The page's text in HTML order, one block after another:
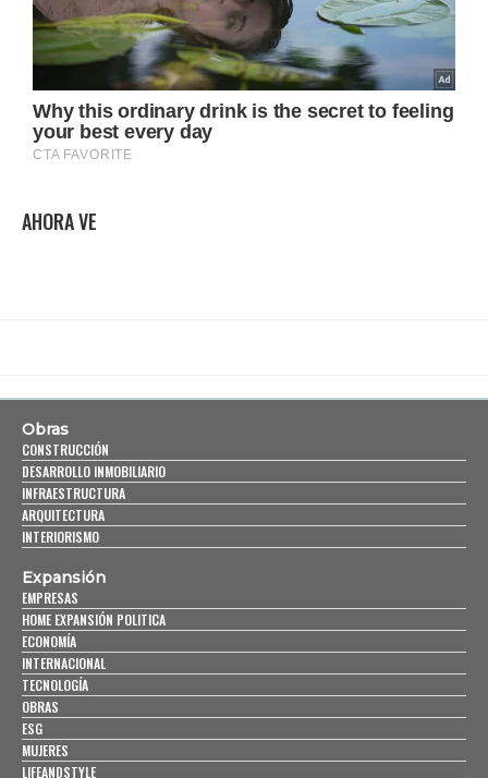
AHORA VE
Obras
CONSTRUCCIÓN
DESARROLLO INMOBILIARIO
INFRAESTRUCTURA
ARQUITECTURA
INTERIORISMO
Expansión
EMPRESAS
HOME EXPANSIÓN POLITICA
ECONOMÍA
INTERNACIONAL
TECNOLOGÍA
OBRAS
ESG
MUJERES
LIFEANDSTYLE